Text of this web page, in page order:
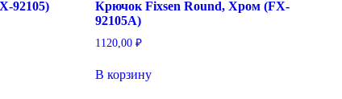
92105)
Крючок Fixsen Round, Хром (FX-
92105A)
1120,00 ₽
В корзину